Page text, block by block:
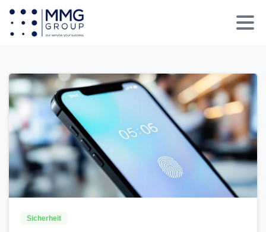
Sicherheit